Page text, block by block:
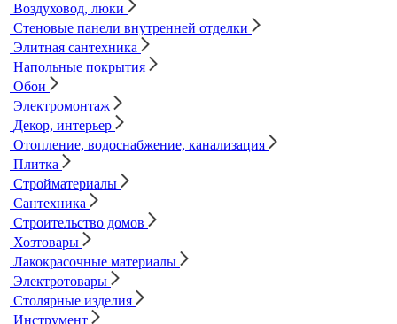
Воздуховод, люки
Стеновые панели внутренней отделки
Элитная сантехника
Напольные покрытия
Обои
Электромонтаж
Декор, интерьер
Отопление, водоснабжение, канализация
Плитка
Стройматериалы
Сантехника
Строительство домов
Хозтовары
Лакокрасочные материалы
Электротовары
Столярные изделия
Инструмент